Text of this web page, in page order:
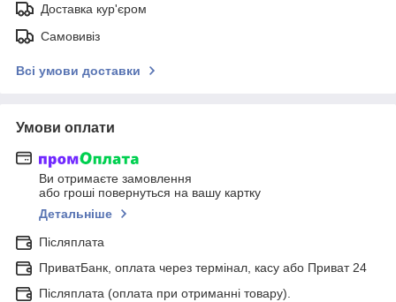
Доставка кур'єром
Самовивіз
Всі умови доставки
Умови оплати
Ви отримаєте замовлення
або гроші повернуться на вашу картку
Детальніше
Післяплата
ПриватБанк, оплата через термінал, касу або Приват 24
Післяплата (оплата при отриманні товару).